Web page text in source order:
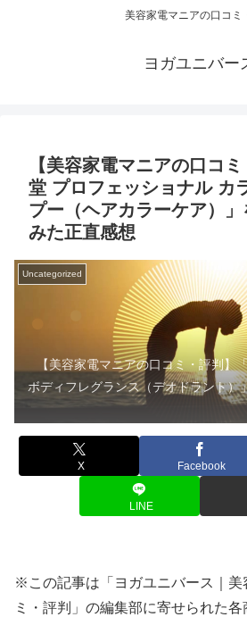
美容家電マニアの口コミ
ヨガユニバー
【美容家電マニアの口コ
堂 プロフェッショナル カ
プー（ヘアカラーケア）
みた正直感想
Uncategorized
【美容家電マニアの口コミ・評判】
ボディフレグランス（デオドラント）
X Facebook
LINE
※この記事は「ヨガユニバース｜美
ミ・評判」の編集部に寄せられた各